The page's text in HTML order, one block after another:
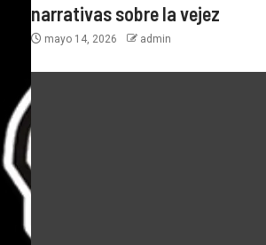
narrativas sobre la vejez
mayo 14, 2026 admin